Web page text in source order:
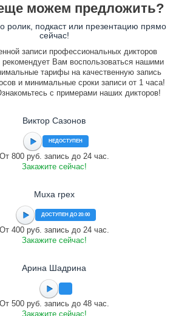
можем предложить?
ролик, подкаст или презентацию прямо
сейчас!
записи профессиональных дикторов
рекомендует Вам воспользоваться нашими
тарифы на качественную запись
и минимальные сроки записи от 1 часа!
с примерами наших дикторов!
Виктор Сазонов
НЕДОСТУПЕН
От 800 руб. запись до 24 час.
Закажите сейчас!
Muxa rpex
ДОСТУПЕН ДО 20:00
От 400 руб. запись до 24 час.
Закажите сейчас!
Арина Шадрина
От 500 руб. запись до 48 час.
Закажите сейчас!